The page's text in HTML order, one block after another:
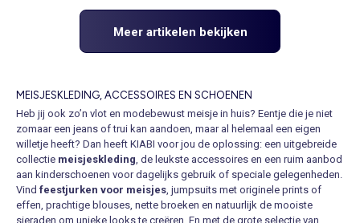
Meer artikelen bekijken
MEISJESKLEDING, ACCESSOIRES EN SCHOENEN
Heb jij ook zo’n vlot en modebewust meisje in huis? Eentje die je niet
zomaar een jeans of trui kan aandoen, maar al helemaal een eigen
willetje heeft? Dan heeft KIABI voor jou de oplossing: een uitgebreide
collectie meisjeskleding , de leukste accessoires en een ruim aanbod
aan kinderschoenen voor dagelijks gebruik of speciale gelegenheden.
Vind feestjurken voor meisjes , jumpsuits met originele prints of
effen, prachtige blouses, nette broeken en natuurlijk de mooiste
sieraden om unieke looks te creëren. En met de grote selectie van